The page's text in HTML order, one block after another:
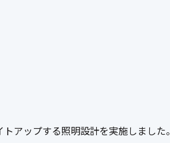
アップする照明設計を実施しました。